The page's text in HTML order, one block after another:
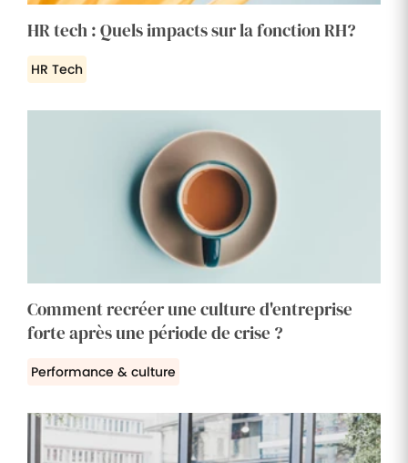
HR tech : Quels impacts sur la fonction RH?
HR Tech
Comment recréer une culture d'entreprise
forte après une période de crise ?
Performance & culture